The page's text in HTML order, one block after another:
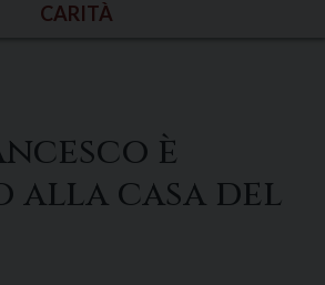
CARITÀ
è
alla casa del